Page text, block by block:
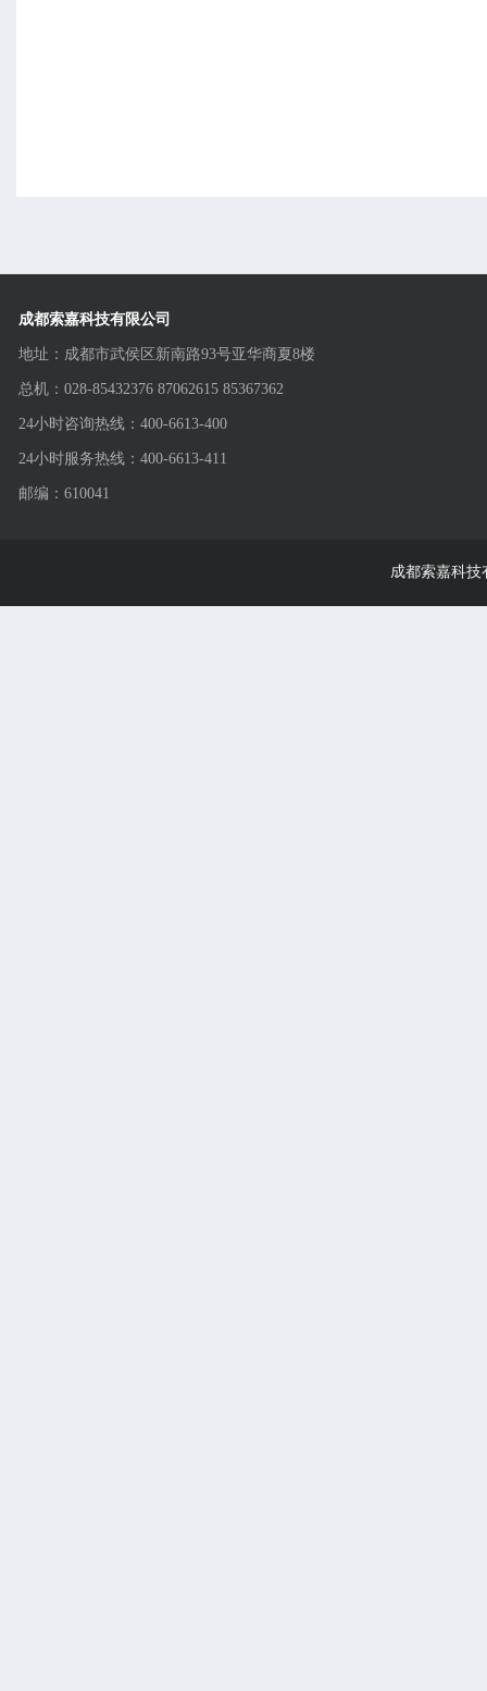
成都索嘉科技有限公司
地址：成都市武侯区新南路93号亚华商夏8楼
总机：028-85432376 87062615 85367362
24小时咨询热线：400-6613-400
24小时服务热线：400-6613-411
邮编：610041
成都索嘉科技